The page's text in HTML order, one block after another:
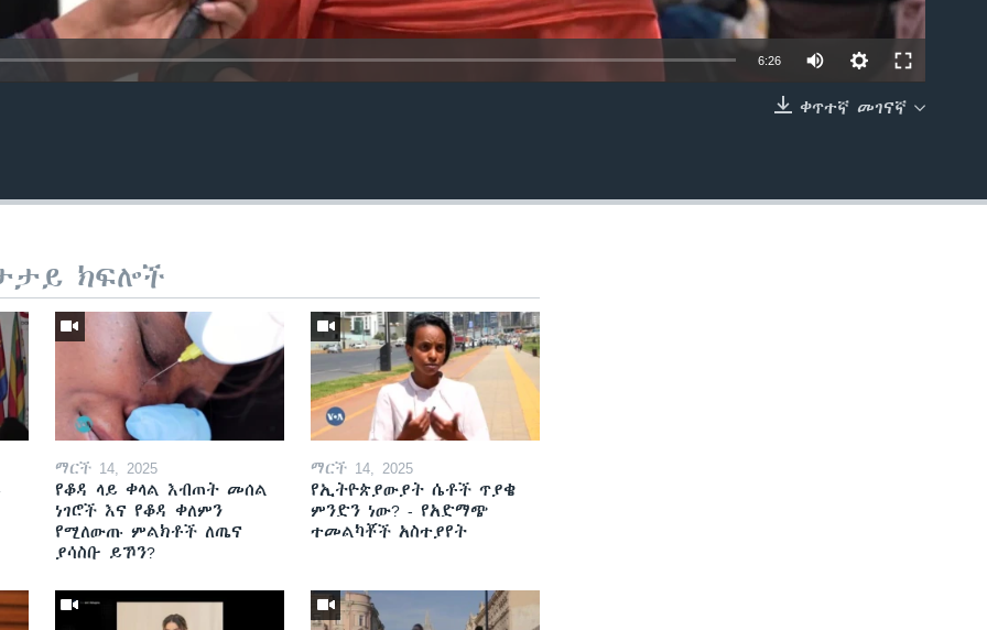
EMBED
Auto 240p 360p
1080p
6:26
ቀጥተኛ መገናኛ
ክፍሎች
ማርች 14, 2025
የቆዳ ላይ ቀላል እብጠት መሰል
ነገሮች እና የቆዳ ቀለምን
የሚለውጡ ምልክቶች ለጤና
ያሳስቡ ይኾን?
ማርች 14, 2025
የኢትዮጵያውያት ሴቶች ጥያቄ
ምንድን ነው? - የአድማጭ
ተመልካቾች አስተያየት